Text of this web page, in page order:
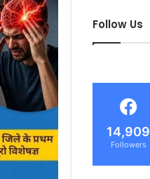
Follow Us
14,909
Followers